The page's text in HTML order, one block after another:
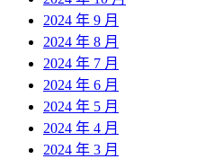
2024 年 9 月
2024 年 8 月
2024 年 7 月
2024 年 6 月
2024 年 5 月
2024 年 4 月
2024 年 3 月